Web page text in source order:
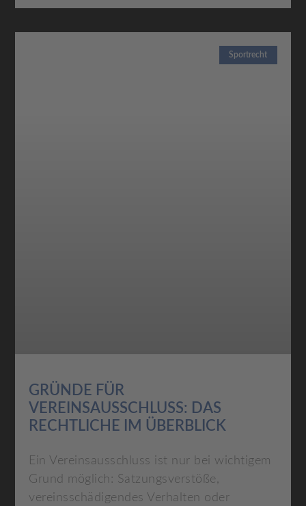
Sportrecht
GRÜNDE FÜR
VEREINSAUSSCHLUSS: DAS
RECHTLICHE IM ÜBERBLICK
Ein Vereinsausschluss ist nur bei wichtigem
Grund möglich: Satzungsverstöße,
vereinsschädigendes Verhalten oder